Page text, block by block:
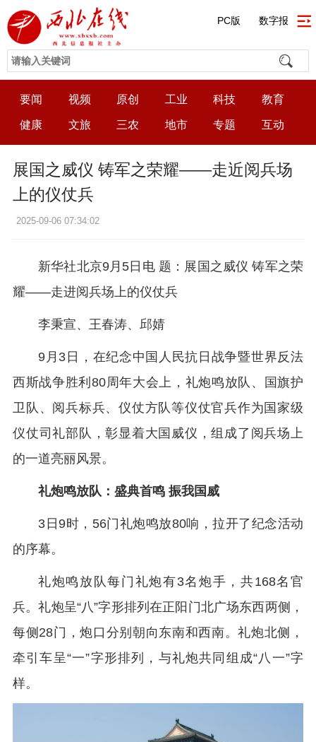
PC版 数字报
要闻 视频 原创 工业 科技 教育
健康 文旅 三农 地市 专题 互动
展国之威仪 铸军之荣耀——走近阅兵场
上的仪仗兵
2025-09-06 07:34:02
新华社北京9月5日电 题：展国之威仪 铸军之荣
耀——走进阅兵场上的仪仗兵
李秉宣、王春涛、邱婧
9月3日，在纪念中国人民抗日战争暨世界反法
西斯战争胜利80周年大会上，礼炮鸣放队、国旗护
卫队、阅兵标兵、仪仗方队等仪仗官兵作为国家级
仪仗司礼部队，彰显着大国威仪，组成了阅兵场上
的一道亮丽风景。
礼炮鸣放队：盛典首鸣 振我国威
3日9时，56门礼炮鸣放80响，拉开了纪念活动
的序幕。
礼炮鸣放队每门礼炮有3名炮手，共168名官
兵。礼炮呈“八”字形排列在正阳门北广场东西两侧，
每侧28门，炮口分别朝向东南和西南。礼炮北侧，
牵引车呈“一”字形排列，与礼炮共同组成“八一”字
样。